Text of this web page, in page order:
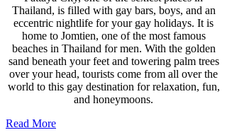
Thailand, is filled with gay bars, boys, and an
eccentric nightlife for your gay holidays. It is
home to Jomtien, one of the most famous
beaches in Thailand for men. With the golden
sand beneath your feet and towering palm trees
over your head, tourists come from all over the
world to this gay destination for relaxation, fun,
and honeymoons.
Read More